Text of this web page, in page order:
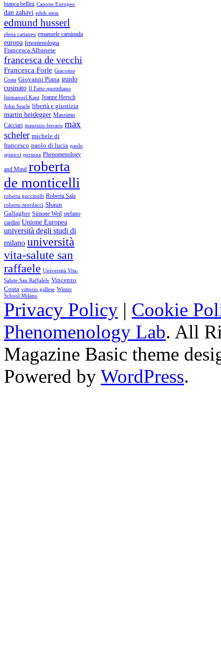
bianca bellini Canone Europeo
dan zahavi edith stein
edmund husserl
elena cattaneo emanuele caminada
europa fenomenologia
Francesca Albanese
francesca de vecchi
Francesca Forle Giacomo
Costa Giovanni Piana guido
cusinato Il Fatto quotidiano
Immanuel Kant Jeanne Hersch
John Searle libertà e giustizia
martin heidegger Massimo
Cacciari maurizio ferraris max
scheler michele di
francesco paolo di lucia paolo
spinicci persona Phenomenology
and Mind roberta
de monticelli
roberta guccinelli Roberta Sala
roberto mordacci Shaun
Gallagher Simone Weil stefano
cardini Unione Europea
università degli studi di
milano università
vita-salute san
raffaele Università Vita-
Salute San Raffalele Vincenzo
Costa vittorio gallese Winter
School Milano
Privacy Policy | Cookie
Phenomenology Lab. All
Magazine Basic theme
Powered by WordPress.